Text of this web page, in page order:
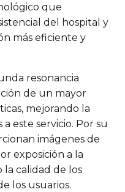
que
del hospital y
más eficiente y
resonancia
de un mayor
mejorando la
este servicio. Por su
imágenes de
exposición a la
calidad de los
los usuarios.